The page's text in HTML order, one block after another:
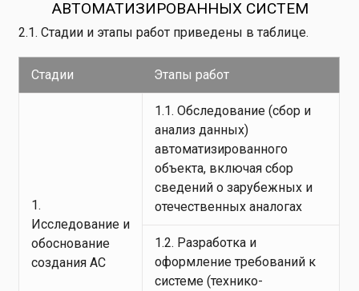
АВТОМАТИЗИРОВАННЫХ СИСТЕМ
2.1. Стадии и этапы работ приведены в таблице.
Стадии Этапы работ
1.
Исследование и
обоснование
создания АС
1.1. Обследование (сбор и
анализ данных)
автоматизированного
объекта, включая сбор
сведений о зарубежных и
отечественных аналогах
1.2. Разработка и
оформление требований к
системе (технико-